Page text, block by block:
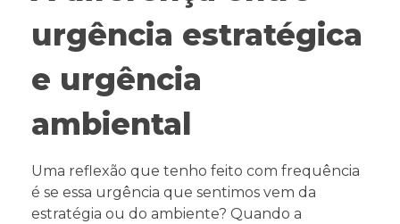
urgência estratégica
e urgência
ambiental
Uma reflexão que tenho feito com frequência
é se essa urgência que sentimos vem da
estratégia ou do ambiente? Quando a